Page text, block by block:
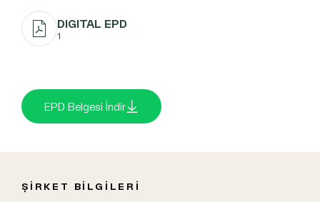
DIGITAL EPD
1
EPD Belgesi İndir
ŞİRKET BİLGİLERİ